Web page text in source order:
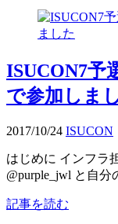
ISUCON7予
で参加しま
2017/10/24 ISUCON
はじめに インフラ
@purple_jwl と自
記事を読む